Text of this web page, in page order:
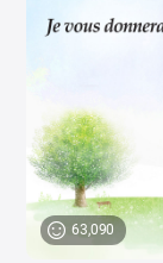
63,090